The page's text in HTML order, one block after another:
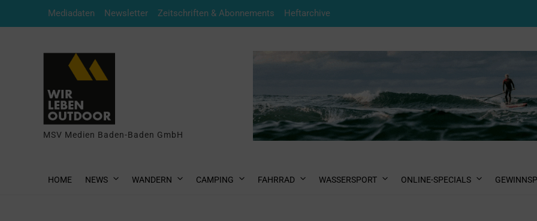
Mediadaten Newsletter Zeitschriften & Abonnements Heftarchive
MSV Medien Baden-Baden GmbH
HOME NEWS WANDERN CAMPING FAHRRAD WASSERSPORT ONLINE-SPECIALS